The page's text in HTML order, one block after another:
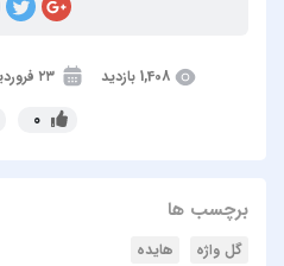
1,408 بازدید ۲۳ فروردین ۱۴۰۳
برچسب ها
گل واژه هایده